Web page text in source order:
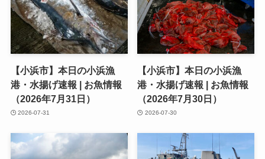
【小浜市】本日の小浜漁
港・水揚げ速報 | お魚情報
（2026年7月31日）
2026-07-31
【小浜市】本日の小浜漁
港・水揚げ速報 | お魚情報
（2026年7月30日）
2026-07-30